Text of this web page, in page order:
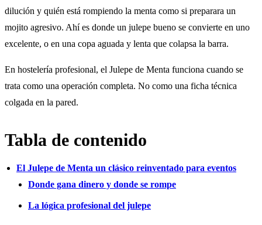
dilución y quién está rompiendo la menta como si preparara un
mojito agresivo. Ahí es donde un julepe bueno se convierte en uno
excelente, o en una copa aguada y lenta que colapsa la barra.
En hostelería profesional, el Julepe de Menta funciona cuando se
trata como una operación completa. No como una ficha técnica
colgada en la pared.
Tabla de contenido
El Julepe de Menta un clásico reinventado para eventos
Donde gana dinero y donde se rompe
La lógica profesional del julepe